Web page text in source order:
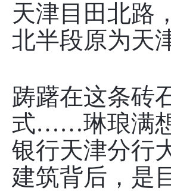
天津目田北路
北半段原为天
踌躇在这条砖
式……琳琅满
银行天津分行
建筑背后，是